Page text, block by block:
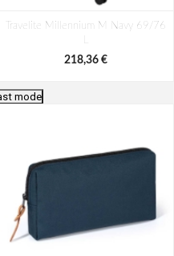
Travelite Millennium M Navy 69/76
218,36 €
mode